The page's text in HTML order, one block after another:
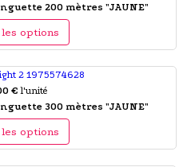
200 mètres "JAUNE"
les options
€ l'unité
300 mètres "JAUNE"
les options